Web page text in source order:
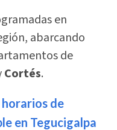
en
abarcando
de
Cortés.
horarios de
en Tegucigalpa